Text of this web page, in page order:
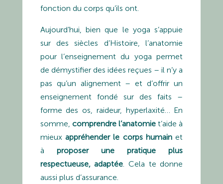
fonction du corps qu’ils ont.
Aujourd’hui, bien que le yoga s’appuie
sur des siècles d’Histoire, l’anatomie
pour l’enseignement du yoga permet
de démystifier des idées reçues – il n’y a
pas qu’un alignement – et d’offrir un
enseignement fondé sur des faits –
forme des os, raideur, hyperlaxité… En
somme, comprendre l’anatomie t’aide à
mieux appréhender le corps humain et
à proposer une pratique plus
respectueuse, adaptée. Cela te donne
aussi plus d’assurance.